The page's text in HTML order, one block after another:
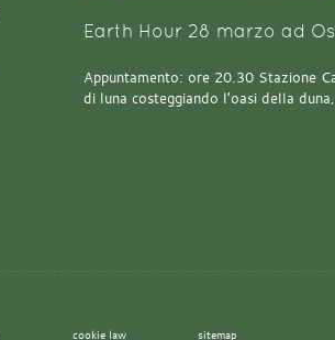
Earth Hour 28 marzo ad
Appuntamento: ore 20.30 Stazione
di luna costeggiando l’oasi della
cookie law sitemap